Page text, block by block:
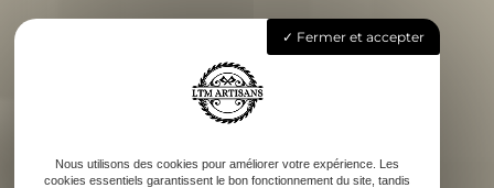
Fermer et accepter
Nous utilisons des cookies pour améliorer votre expérience. Les
cookies essentiels garantissent le bon fonctionnement du site, tandis